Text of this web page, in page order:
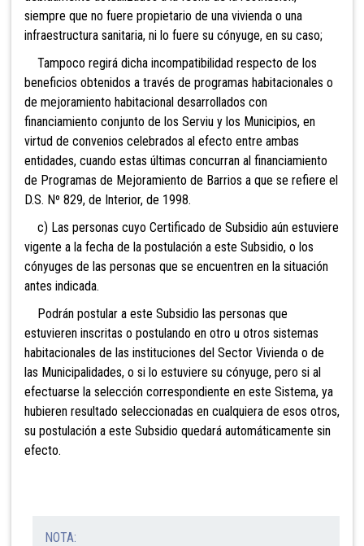
siempre que no fuere propietario de una vivienda o una
infraestructura sanitaria, ni lo fuere su cónyuge, en su caso;
Tampoco regirá dicha incompatibilidad respecto de los
beneficios obtenidos a través de programas habitacionales o
de mejoramiento habitacional desarrollados con
financiamiento conjunto de los Serviu y los Municipios, en
virtud de convenios celebrados al efecto entre ambas
entidades, cuando estas últimas concurran al financiamiento
de Programas de Mejoramiento de Barrios a que se refiere el
D.S. Nº 829, de Interior, de 1998.
c) Las personas cuyo Certificado de Subsidio aún estuviere
vigente a la fecha de la postulación a este Subsidio, o los
cónyuges de las personas que se encuentren en la situación
antes indicada.
Podrán postular a este Subsidio las personas que
estuvieren inscritas o postulando en otro u otros sistemas
habitacionales de las instituciones del Sector Vivienda o de
las Municipalidades, o si lo estuviere su cónyuge, pero si al
efectuarse la selección correspondiente en este Sistema, ya
hubieren resultado seleccionadas en cualquiera de esos otros,
su postulación a este Subsidio quedará automáticamente sin
efecto.
NOTA: